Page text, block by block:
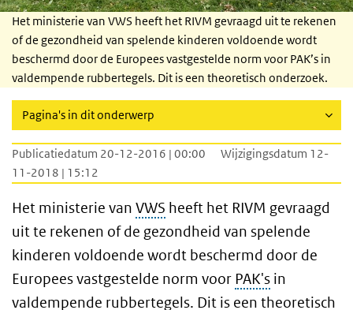
Het ministerie van VWS heeft het RIVM gevraagd uit te rekenen
of de gezondheid van spelende kinderen voldoende wordt
beschermd door de Europees vastgestelde norm voor PAK’s in
valdempende rubbertegels. Dit is een theoretisch onderzoek.
Pagina's in dit onderwerp
Publicatiedatum 20-12-2016 | 00:00
Wijzigingsdatum 12-
11-2018 | 15:12
Het ministerie van VWS heeft het RIVM gevraagd
uit te rekenen of de gezondheid van spelende
kinderen voldoende wordt beschermd door de
Europees vastgestelde norm voor PAK's in
valdempende rubbertegels. Dit is een theoretisch